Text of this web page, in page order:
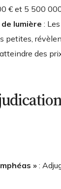
€ et 5 500
lumière :
petites,
des
»: